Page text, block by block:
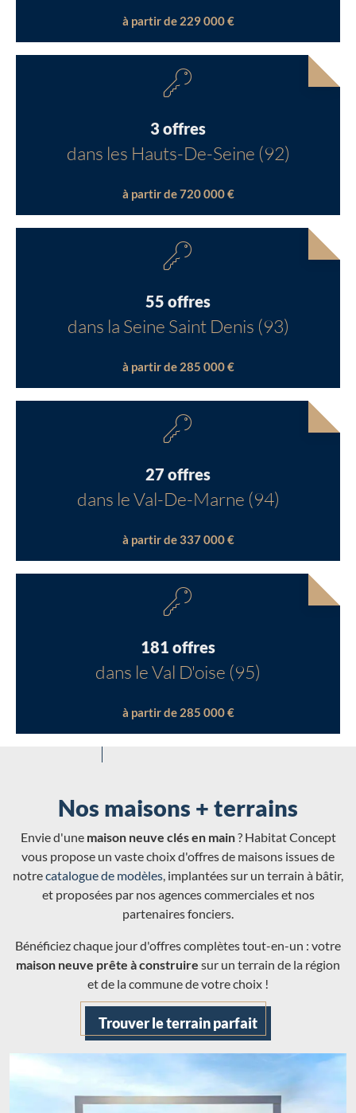
à partir de 229 000 €
3 offres
dans les Hauts-De-Seine (92)
à partir de 720 000 €
55 offres
dans la Seine Saint Denis (93)
à partir de 285 000 €
27 offres
dans le Val-De-Marne (94)
à partir de 337 000 €
181 offres
dans le Val D'oise (95)
à partir de 285 000 €
Nos maisons + terrains
Envie d'une maison neuve clés en main? Habitat Concept
vous propose un vaste choix d'offres de maisons issues de
notrecatalogue de modèles, implantées sur un terrain à bâtir,
et proposées par nos agences commerciales et nos
partenaires fonciers.
Bénéficiez chaque jour d'offres complètes tout-en-un : votre
maison neuve prête à construire sur un terrain de la région
et de la commune de votre choix !
Trouver le terrain parfait